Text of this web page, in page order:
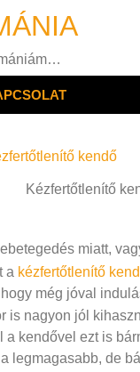
Kézfertőtlenítő
miatt,
a kézfertőtlenítő
még jóval
is nagyon jól
a kendővel ezt is
legmagasabb, de